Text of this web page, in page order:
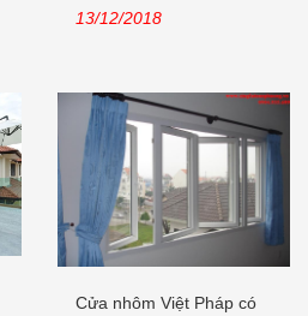
nhập khẩu
13/12/2018
Cửa nhôm Việt Pháp có